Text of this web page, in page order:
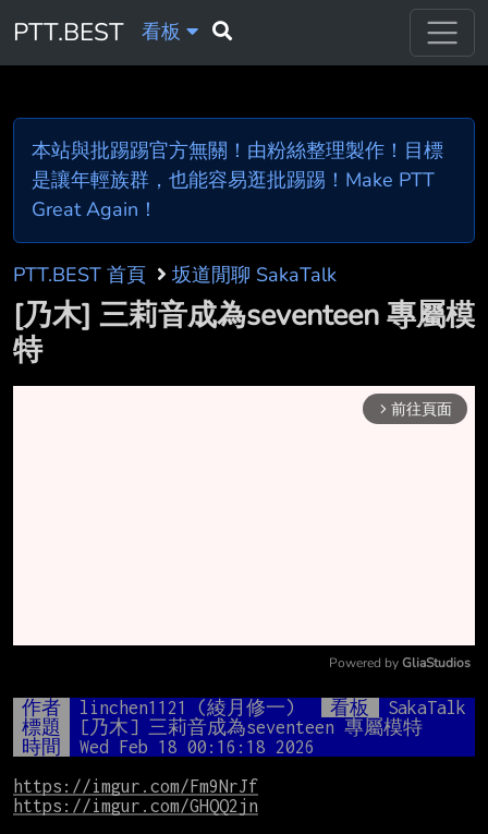
PTT.BEST 看板
本站與批踢踢官方無關！由粉絲整理製作！目標
是讓年輕族群，也能容易逛批踢踢！Make PTT
Great Again！
PTT.BEST 首頁 坂道閒聊 SakaTalk
[乃木] 三莉音成為seventeen 專屬模
特
arrow_forward_ios 前往頁面
Mute
Powered by GliaStudios
作者 linchen1121 (綾月修一) 看板
SakaTalk
標題
[乃木] 三莉音成為seventeen 專屬模特
時間
Wed Feb 18 00:16:18 2026
https://imgur.com/Fm9NrJf
https://imgur.com/GHQQ2jn